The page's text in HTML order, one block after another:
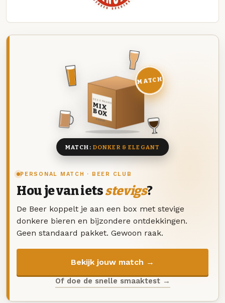
PERSONAL MATCH · BEER CLUB
Hou je van ietsstevigs?
De Beer koppelt je aan een box met stevige
donkere bieren en bijzondere ontdekkingen.
Geen standaard pakket. Gewoon raak.
Bekijk jouw match →
Of doe de snelle smaaktest →
DEZE MAAND
MIX
BOX
8 BIEREN
MATCH
MATCH: DONKER & ELEGANT